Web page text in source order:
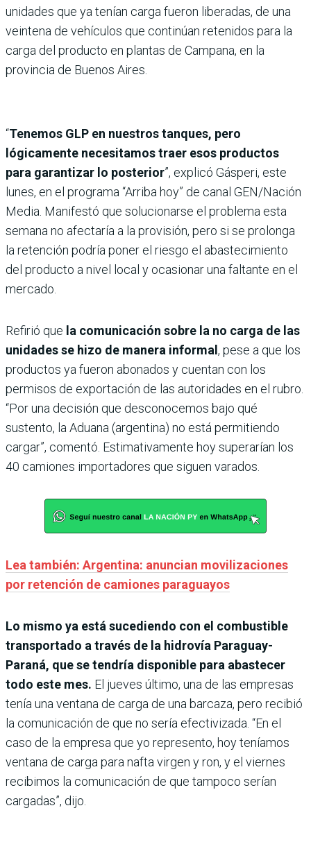
unidades que ya tenían carga fueron liberadas, de una
veintena de vehículos que continúan retenidos para la
carga del producto en plantas de Campana, en la
provincia de Buenos Aires.
“Tenemos GLP en nuestros tanques, pero
lógicamente necesitamos traer esos productos
para garantizar lo posterior”, explicó Gásperi, este
lunes, en el programa “Arriba hoy” de canal GEN/Nación
Media. Manifestó que solucionarse el problema esta
semana no afectaría a la provisión, pero si se prolonga
la retención podría poner el riesgo el abastecimiento
del producto a nivel local y ocasionar una faltante en el
mercado.
Refirió que la comunicación sobre la no carga de las
unidades se hizo de manera informal, pese a que los
productos ya fueron abonados y cuentan con los
permisos de exportación de las autoridades en el rubro.
“Por una decisión que desconocemos bajo qué
sustento, la Aduana (argentina) no está permitiendo
cargar”, comentó. Estimativamente hoy superarían los
40 camiones importadores que siguen varados.
Lea también: Argentina: anuncian movilizaciones
por retención de camiones paraguayos
Lo mismo ya está sucediendo con el combustible
transportado a través de la hidrovía Paraguay-
Paraná, que se tendría disponible para abastecer
todo este mes. El jueves último, una de las empresas
tenía una ventana de carga de una barcaza, pero recibió
la comunicación de que no sería efectivizada. “En el
caso de la empresa que yo represento, hoy teníamos
ventana de carga para nafta virgen y ron, y el viernes
recibimos la comunicación de que tampoco serían
cargadas”, dijo.